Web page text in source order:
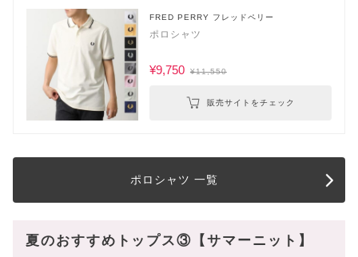
FRED PERRY フレッドペリー
ポロシャツ
¥9,750 ¥11,550
販売サイトをチェック
ポロシャツ 一覧
夏のおすすめトップス③【サマーニット】